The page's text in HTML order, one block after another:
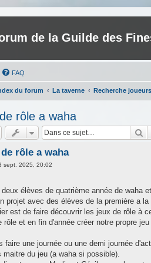
de la Guilde des
FAQ
du forum La taverne Recherche
rôle a waha
rôle a waha
sept. 2025, 20:02
élèves de quatrième année de waha
projet avec des élèves de la première a
est de faire découvrir les jeux de rôle à
rôle et en fin d'année créer notre propre
faire une journée ou une demi journée
maitre du jeu (a waha si possible).